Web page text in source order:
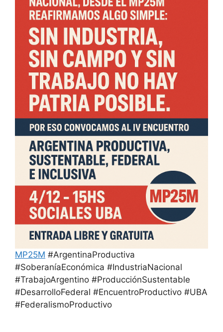
MP25M #ArgentinaProductiva
#SoberaníaEconómica #IndustriaNacional
#TrabajoArgentino #ProducciónSustentable
#DesarrolloFederal #EncuentroProductivo #UBA
#FederalismoProductivo